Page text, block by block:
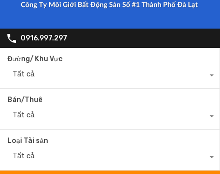
0916.997.297
Đường/ Khu Vực
Tất cả
Bán/Thuê
Tất cả
Loại Tài sản
Tất cả